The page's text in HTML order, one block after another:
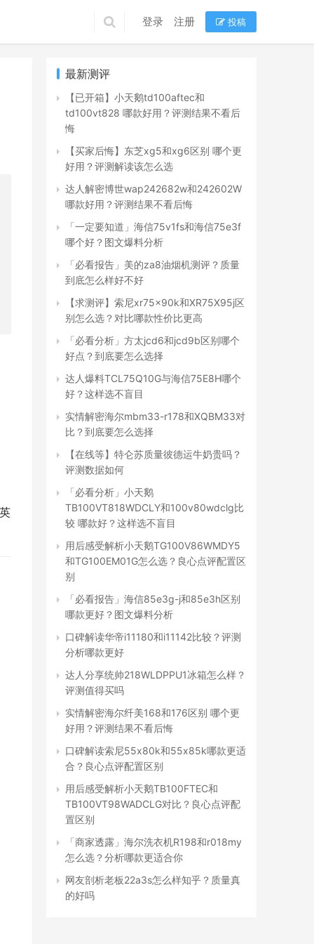
登录 注册 投稿
最新测评
【已开箱】小天鹅td100aftec和
td100vt828 哪款好用？评测结果不看后
悔
【买家后悔】东芝xg5和xg6区别 哪个更
好用？评测解读该怎么选
达人解密博世wap242682w和242602W
哪款好用？评测结果不看后悔
「一定要知道」海信75v1fs和海信75e3f
哪个好？图文爆料分析
「必看报告」美的za8油烟机测评？质量
到底怎么样好不好
【求测评】索尼xr75x90k和XR75X95j区
别怎么选？对比哪款性价比更高
「必看分析」方太jcd6和jcd9b区别哪个
好点？到底要怎么选择
达人爆料TCL75Q10G与海信75E8H哪个
好？这样选不盲目
实情解密海尔mbm33-r178和XQBM33对
比？到底要怎么选择
【在线等】特仑苏质量彼德运牛奶贵吗？
评测数据如何
「必看分析」小天鹅
TB100VT818WDCLY和100v80wdclg比
较 哪款好？这样选不盲目
用后感受解析小天鹅TG100V86WMDY5
和TG100EM01G怎么选？良心点评配置区
别
「必看报告」海信85e3g-j和85e3h区别
哪款更好？图文爆料分析
口碑解读华帝i11180和i11142比较？评测
分析哪款更好
达人分享统帅218WLDPPU1冰箱怎么样？
评测值得买吗
实情解密海尔纤美168和176区别 哪个更
好用？评测结果不看后悔
口碑解读索尼55x80k和55x85k哪款更适
合？良心点评配置区别
用后感受解析小天鹅TB100FTEC和
TB100VT98WADCLG对比？良心点评配
置区别
「商家透露」海尔洗衣机R198和r018my
怎么选？分析哪款更适合你
网友剖析老板22a3s怎么样知乎？质量真
的好吗